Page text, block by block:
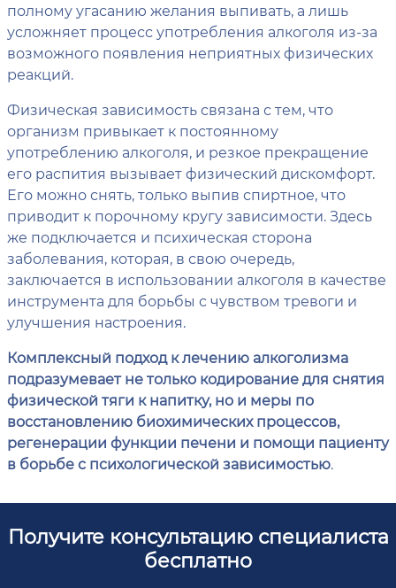
полному угасанию желания выпивать, а лишь
усложняет процесс употребления алкоголя из-за
возможного появления неприятных физических
реакций.
Физическая зависимость связана с тем, что
организм привыкает к постоянному
употреблению алкоголя, и резкое прекращение
его распития вызывает физический дискомфорт.
Его можно снять, только выпив спиртное, что
приводит к порочному кругу зависимости. Здесь
же подключается и психическая сторона
заболевания, которая, в свою очередь,
заключается в использовании алкоголя в качестве
инструмента для борьбы с чувством тревоги и
улучшения настроения.
Комплексный подход к лечению алкоголизма
подразумевает не только кодирование для снятия
физической тяги к напитку, но и меры по
восстановлению биохимических процессов,
регенерации функции печени и помощи пациенту
в борьбе с психологической зависимостью.
Получите консультацию специалиста
бесплатно